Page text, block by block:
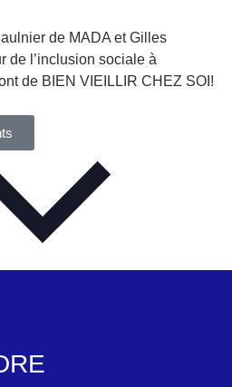
de MADA et Gilles
de l’inclusion sociale à
de BIEN VIEILLIR CHEZ SOI!